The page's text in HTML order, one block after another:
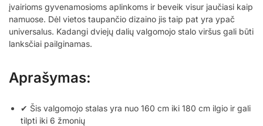
įvairioms gyvenamosioms aplinkoms ir beveik visur jaučiasi kaip
namuose. Dėl vietos taupančio dizaino jis taip pat yra ypač
universalus. Kadangi dviejų dalių valgomojo stalo viršus gali būti
lanksčiai pailginamas.
Aprašymas:
✔ Šis valgomojo stalas yra nuo 160 cm iki 180 cm ilgio ir gali
tilpti iki 6 žmonių